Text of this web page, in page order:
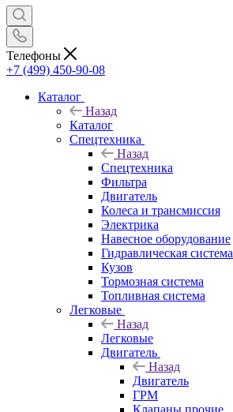
Телефоны
+7 (499) 450-90-08
Каталог
Назад
Каталог
Спецтехника
Назад
Спецтехника
Фильтра
Двигатель
Колеса и трансмиссия
Электрика
Навесное оборудование
Гидравлическая система
Кузов
Тормозная система
Топливная система
Легковые
Назад
Легковые
Двигатель
Назад
Двигатель
ГРМ
Клапаны прочие